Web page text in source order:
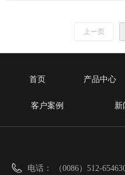
上一页
首页 产品中心
客户案例 新
电话： （0086）512-